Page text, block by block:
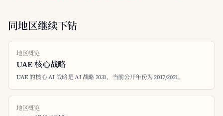
同地区继续下钻
地区概览
UAE 核心战略
UAE 的核心 AI 战略是 AI 战略 2031，当前公开年份为 2017/2021。
地区概览